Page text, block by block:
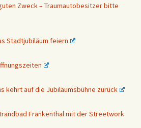
Zweck – Traumautobesitzer bitte
Stadtjubiläum feiern
kehrt auf die Jubiläumsbühne zurück
Frankenthal mit der Streetwork